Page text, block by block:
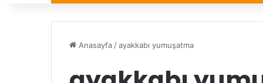
yap
Anasayfa /ayakkabı yumuşatma